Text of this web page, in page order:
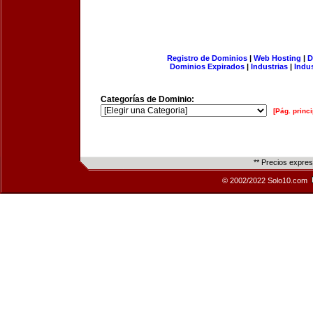
Registro de Dominios| Web Hosting |
Dominios Expirados | Industrias |
Categorías de Dominio:
[Pág.
** Precios
© 2002/2022 Solo10.com